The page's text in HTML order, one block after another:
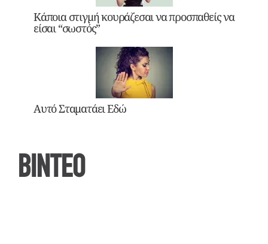
Κάποια στιγμή κουράζεσαι να προσπαθείς να
είσαι “σωστός”
Αυτό Σταματάει Εδώ
ΒΙΝΤΕΟ